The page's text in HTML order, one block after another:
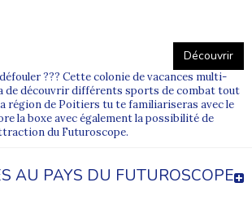
Découvrir
??? Cette colonie de vacances multi-
de découvrir différents sports de combat tout
région de Poitiers tu te familiariseras avec le
la boxe avec également la possibilité de
du Futuroscope.
AU PAYS DU FUTUROSCOPE